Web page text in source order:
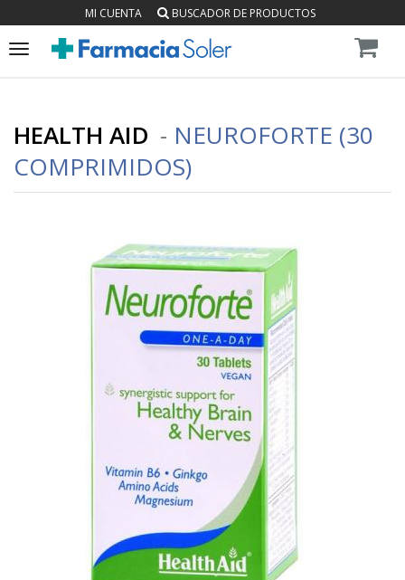
MI CUENTA BUSCADOR DE PRODUCTOS
Toggle
HEALTH AID - NEUROFORTE (30
COMPRIMIDOS)